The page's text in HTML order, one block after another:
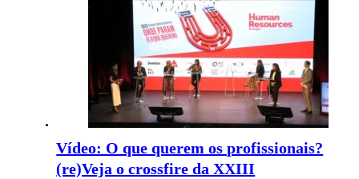
Vídeo: O que querem os profissionais?
(re)Veja o crossfire da XXIII